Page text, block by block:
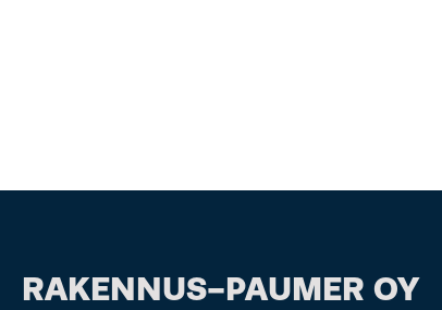
RAKENNUS-PAUMER OY